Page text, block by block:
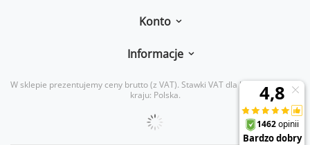
Konto
Informacje
W sklepie prezentujemy ceny brutto (z VAT). Stawki VAT dla konsumentów z
kraju: Polska.